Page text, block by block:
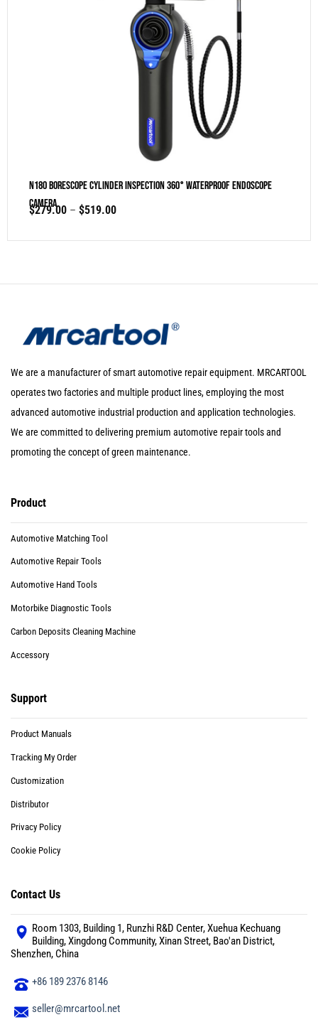
N180 Borescope Cylinder Inspection 360° Waterproof Endoscope
Camera
$279.00 – $519.00
We are a manufacturer of smart automotive repair equipment. MRCARTOOL
operates two factories and multiple product lines, employing the most
advanced automotive industrial production and application technologies.
We are committed to delivering premium automotive repair tools and
promoting the concept of green maintenance.
Product
Automotive Matching Tool
Automotive Repair Tools
Automotive Hand Tools
Motorbike Diagnostic Tools
Carbon Deposits Cleaning Machine
Accessory
Support
Product Manuals
Tracking My Order
Customization
Distributor
Privacy Policy
Cookie Policy
Contact Us
Room 1303, Building 1, Runzhi R&D Center, Xuehua Kechuang
Building, Xingdong Community, Xinan Street, Bao'an District,
Shenzhen, China
+86 189 2376 8146
seller@mrcartool.net